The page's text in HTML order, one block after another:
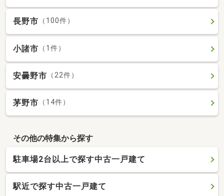
長野市 （100件）
小諸市 （1件）
安曇野市 （22件）
茅野市 （14件）
その他の特集から探す
駐車場2台以上で探す中古一戸建て
駅近で探す中古一戸建て